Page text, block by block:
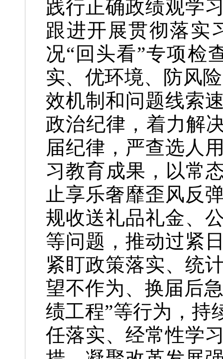
践行正确政绩观学
跟进开展贯彻落实
况“回头看”专项检
实、优环境、防风
效机制和问题线索
政治纪律，着力解
届纪律，严查选人
习教育成果，以常
止享乐奢靡歪风反
规收送礼品礼金、
等问题，推动过紧
紧盯政策落实、统
望不作为、换届后
绩工程”等行为，持
任落实、经常性学